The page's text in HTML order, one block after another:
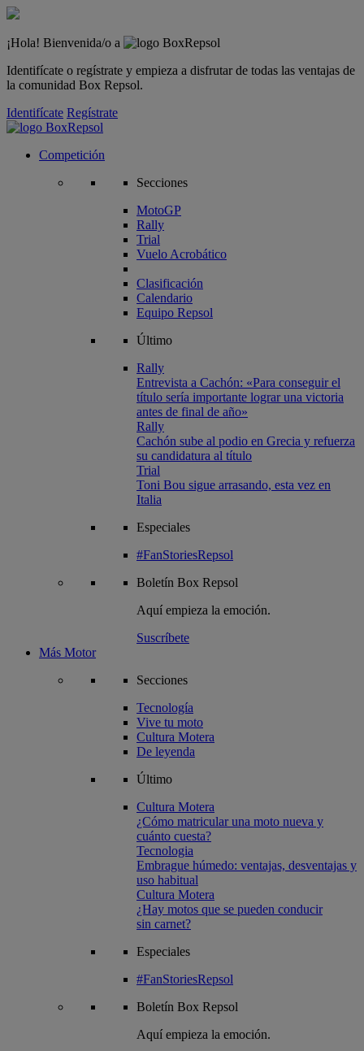
¡Hola! Bienvenida/o a
Identifícate o regístrate y empieza a disfrutar de todas las ventajas de
la comunidad Box Repsol.
Identifícate Regístrate
Competición
Secciones
MotoGP
Rally
Trial
Vuelo Acrobático
Clasificación
Calendario
Equipo Repsol
Último
Rally
Entrevista a Cachón: «Para conseguir el
título sería importante lograr una victoria
antes de final de año»
Rally
Cachón sube al podio en Grecia y refuerza
su candidatura al título
Trial
Toni Bou sigue arrasando, esta vez en
Italia
Especiales
#FanStoriesRepsol
Boletín Box Repsol
Aquí empieza la emoción.
Suscríbete
Más Motor
Secciones
Tecnología
Vive tu moto
Cultura Motera
De leyenda
Último
Cultura Motera
¿Cómo matricular una moto nueva y
cuánto cuesta?
Tecnologia
Embrague húmedo: ventajas, desventajas y
uso habitual
Cultura Motera
¿Hay motos que se pueden conducir
sin carnet?
Especiales
#FanStoriesRepsol
Boletín Box Repsol
Aquí empieza la emoción.